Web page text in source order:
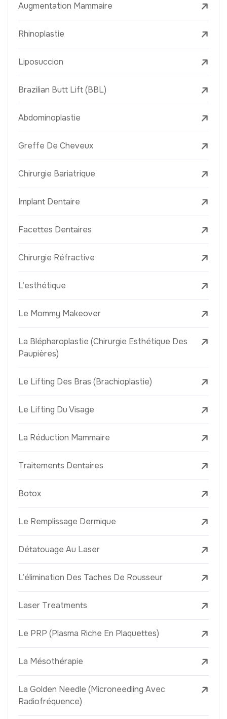
Augmentation Mammaire
Rhinoplastie
Liposuccion
Brazilian Butt Lift (BBL)
Abdominoplastie
Greffe De Cheveux
Chirurgie Bariatrique
Implant Dentaire
Facettes Dentaires
Chirurgie Réfractive
L’esthétique
Le Mommy Makeover
La Blépharoplastie (Chirurgie Esthétique Des
Paupières)
Le Lifting Des Bras (Brachioplastie)
Le Lifting Du Visage
La Réduction Mammaire
Traitements Dentaires
Botox
Le Remplissage Dermique
Détatouage Au Laser
L’élimination Des Taches De Rousseur
Laser Treatments
Le PRP (Plasma Riche En Plaquettes)
La Mésothérapie
La Golden Needle (Microneedling Avec
Radiofréquence)